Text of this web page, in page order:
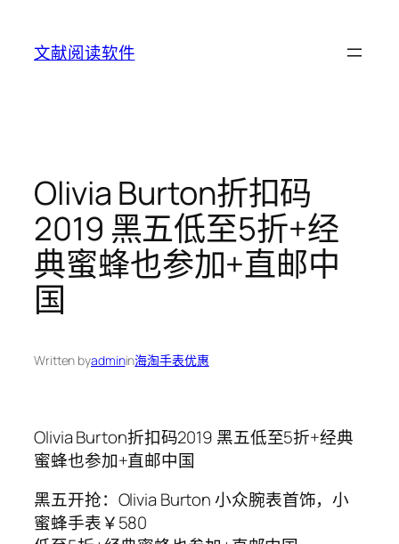
content
文献阅读软件
Olivia Burton折扣码
2019 黑五低至5折+经
典蜜蜂也参加+直邮中
国
Written byadminin海淘手表优惠
Olivia Burton折扣码2019 黑五低至5折+经典
蜜蜂也参加+直邮中国
黑五开抢：Olivia Burton 小众腕表首饰，小
蜜蜂手表￥580